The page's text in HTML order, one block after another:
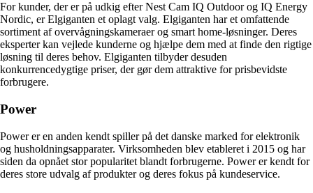
For kunder, der er på udkig efter Nest Cam IQ Outdoor og IQ Energy
Nordic, er Elgiganten et oplagt valg. Elgiganten har et omfattende
sortiment af overvågningskameraer og smart home-løsninger. Deres
eksperter kan vejlede kunderne og hjælpe dem med at finde den rigtige
løsning til deres behov. Elgiganten tilbyder desuden
konkurrencedygtige priser, der gør dem attraktive for prisbevidste
forbrugere.
Power
Power er en anden kendt spiller på det danske marked for elektronik
og husholdningsapparater. Virksomheden blev etableret i 2015 og har
siden da opnået stor popularitet blandt forbrugerne. Power er kendt for
deres store udvalg af produkter og deres fokus på kundeservice.